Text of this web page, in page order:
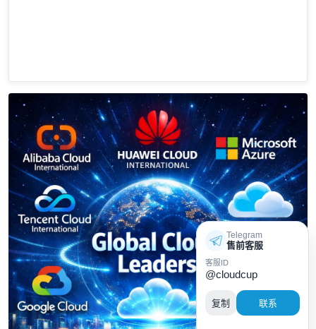
Telegram
售前客服
客服ID
@cloudcup
复制 联系